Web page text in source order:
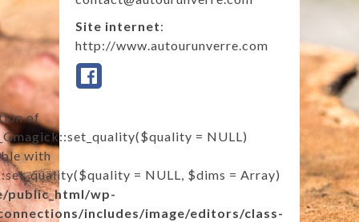
Site internet:
http://www.autourunverre.com
of
= NULL)
with
= NULL, $dims = Array)
public_html/wp-
includes/image/editors/class-